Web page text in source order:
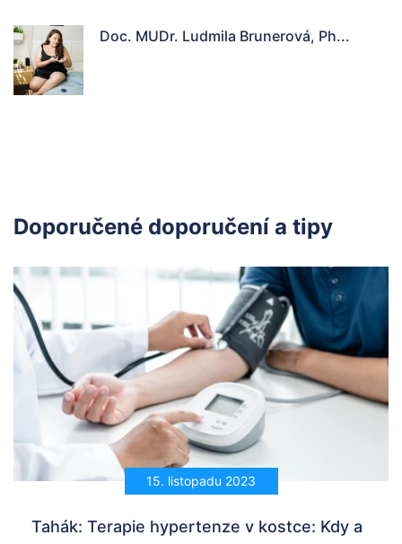
Doc. MUDr. Ludmila Brunerová, Ph...
Doporučené doporučení a tipy
15. listopadu 2023
Tahák: Terapie hypertenze v kostce: Kdy a